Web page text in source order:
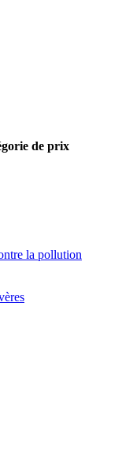
de prix
la pollution